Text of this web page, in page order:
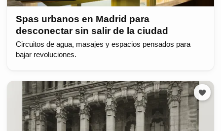
Spas urbanos en Madrid para
desconectar sin salir de la ciudad
Circuitos de agua, masajes y espacios pensados para
bajar revoluciones.